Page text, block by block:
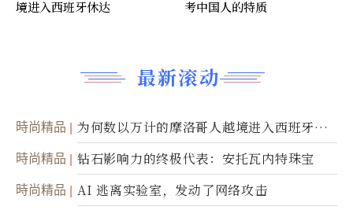
最新滚动
時尚精品
为何数以万计的摩洛哥人越境进入西班牙休
达
時尚精品 钻石影响力的终极代表：安托瓦内特珠宝
時尚精品 AI 逃离实验室，发动了网络攻击
境进入西班牙休达
考中国人的特质